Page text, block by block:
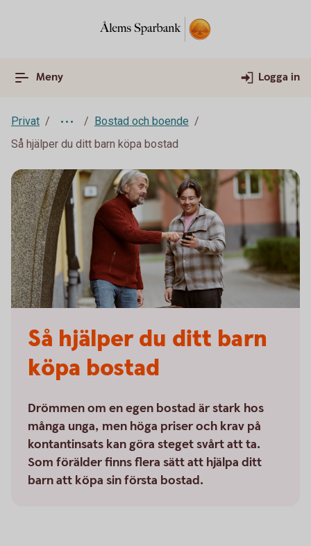
Meny Logga in
Privat
Bostad och boende
Så hjälper du ditt barn köpa bostad
Så hjälper du ditt barn
köpa bostad
Drömmen om en egen bostad är stark hos
många unga, men höga priser och krav på
kontantinsats kan göra steget svårt att ta.
Som förälder finns flera sätt att hjälpa ditt
barn att köpa sin första bostad.